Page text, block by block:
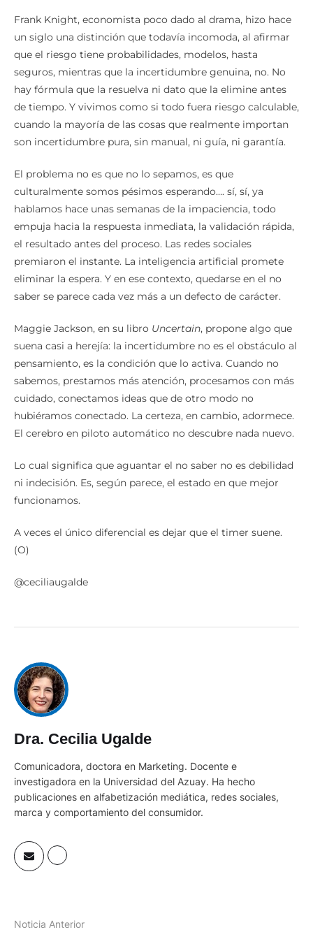
Frank Knight, economista poco dado al drama, hizo hace
un siglo una distinción que todavía incomoda, al afirmar
que el riesgo tiene probabilidades, modelos, hasta
seguros, mientras que la incertidumbre genuina, no. No
hay fórmula que la resuelva ni dato que la elimine antes
de tiempo. Y vivimos como si todo fuera riesgo calculable,
cuando la mayoría de las cosas que realmente importan
son incertidumbre pura, sin manual, ni guía, ni garantía.
El problema no es que no lo sepamos, es que
culturalmente somos pésimos esperando…. sí, sí, ya
hablamos hace unas semanas de la impaciencia, todo
empuja hacia la respuesta inmediata, la validación rápida,
el resultado antes del proceso. Las redes sociales
premiaron el instante. La inteligencia artificial promete
eliminar la espera. Y en ese contexto, quedarse en el no
saber se parece cada vez más a un defecto de carácter.
Maggie Jackson, en su libro Uncertain, propone algo que
suena casi a herejía: la incertidumbre no es el obstáculo al
pensamiento, es la condición que lo activa. Cuando no
sabemos, prestamos más atención, procesamos con más
cuidado, conectamos ideas que de otro modo no
hubiéramos conectado. La certeza, en cambio, adormece.
El cerebro en piloto automático no descubre nada nuevo.
Lo cual significa que aguantar el no saber no es debilidad
ni indecisión. Es, según parece, el estado en que mejor
funcionamos.
A veces el único diferencial es dejar que el timer suene.
(O)
@ceciliaugalde
Dra. Cecilia Ugalde
Comunicadora, doctora en Marketing. Docente e
investigadora en la Universidad del Azuay. Ha hecho
publicaciones en alfabetización mediática, redes sociales,
marca y comportamiento del consumidor.
Noticia Anterior